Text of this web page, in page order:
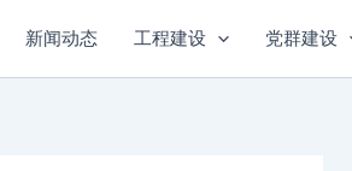
新闻动态 工程建设 党群建设